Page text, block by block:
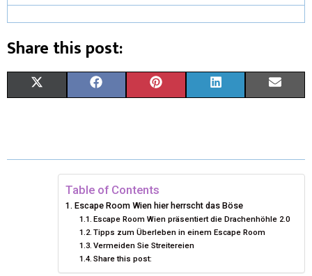
Share this post:
W E
B
O
O
K
T
R
E
K
D
I
I
Table of Contents
Escape Room Wien hier herrscht das Böse
Escape Room Wien präsentiert die Drachenhöhle 2.0
Tipps zum Überleben in einem Escape Room
Vermeiden Sie Streitereien
Share this post: